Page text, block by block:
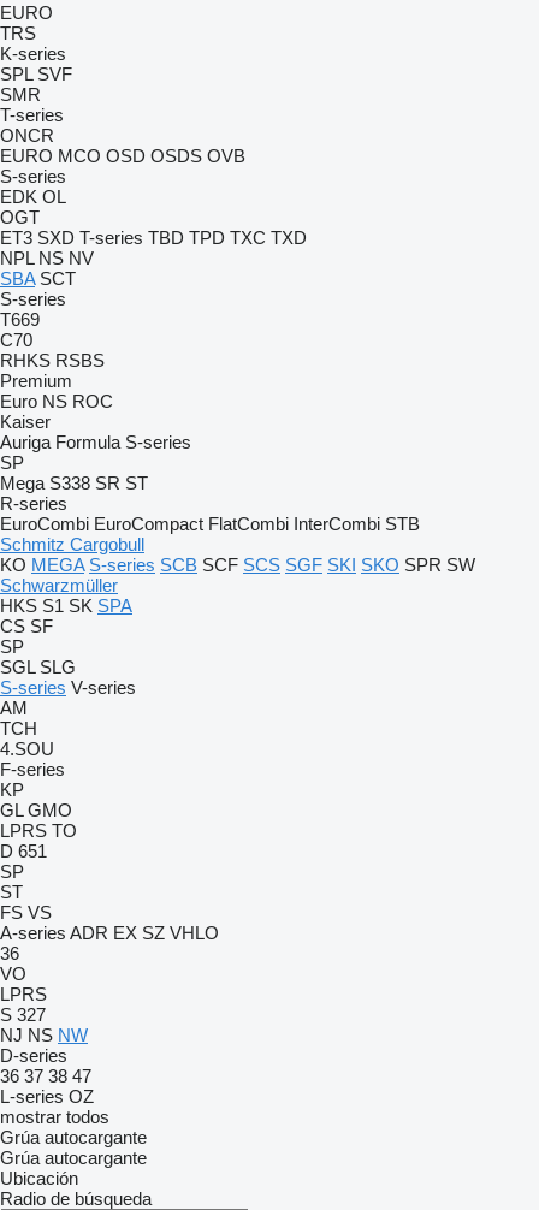
EURO
TRS
K-series
SPL SVF
SMR
T-series
ONCR
EURO MCO OSD OSDS OVB
S-series
EDK OL
OGT
ET3 SXD T-series TBD TPD TXC TXD
NPL NS NV
SBA SCT
S-series
T669
C70
RHKS RSBS
Premium
Euro NS ROC
Kaiser
Auriga Formula S-series
SP
Mega S338 SR ST
R-series
EuroCombi EuroCompact FlatCombi InterCombi STB
Schmitz Cargobull
KO MEGA S-series SCB SCF SCS SGF SKI SKO SPR SW
Schwarzmüller
HKS S1 SK SPA
CS SF
SP
SGL SLG
S-series V-series
AM
TCH
4.SOU
F-series
KP
GL GMO
LPRS TO
D 651
SP
ST
FS VS
A-series ADR EX SZ VHLO
36
VO
LPRS
S 327
NJ NS NW
D-series
36 37 38 47
L-series OZ
mostrar todos
Grúa autocargante
Grúa autocargante
Ubicación
Radio de búsqueda